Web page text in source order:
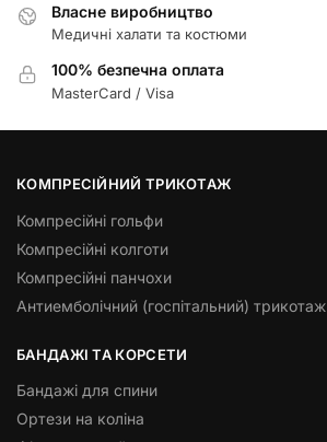
Власне виробництво
Медичні халати та костюми
100% безпечна оплата
MasterCard / Visa
КОМПРЕСІЙНИЙ ТРИКОТАЖ
Компресійні гольфи
Компресійні колготи
Компресійні панчохи
Антиемболічний (госпітальний) трикотаж
БАНДАЖІ ТА КОРСЕТИ
Бандажі для спини
Ортези на коліна